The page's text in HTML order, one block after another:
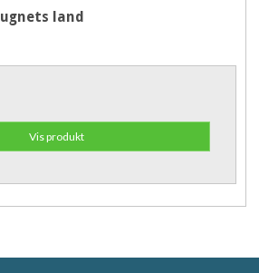
land
Vis produkt